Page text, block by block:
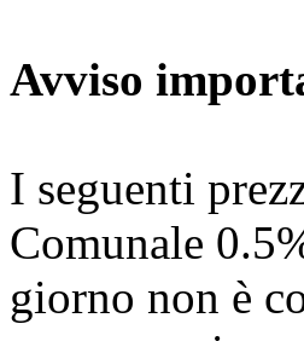
Avviso
I seguenti
Comunale
giorno non è